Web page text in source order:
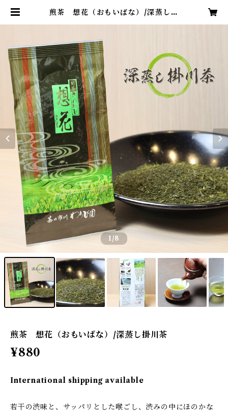
煎茶 想花（おもいばな）/深蒸し掛
1/8
煎茶 想花（おもいばな）/深蒸し掛川茶
¥880
International shipping available
若干の渋味と、サッパリとした喉ごし、渋みの中にほのかな